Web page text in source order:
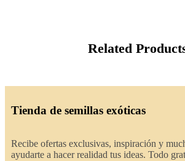
Related
Tienda de semillas exóticas
Recibe ofertas exclusivas, inspiración y
ayudarte a hacer realidad tus ideas. Todo